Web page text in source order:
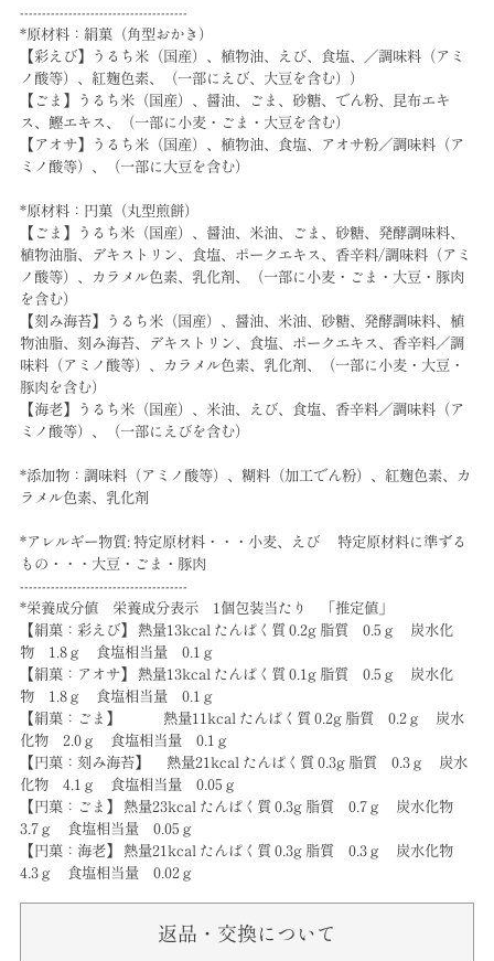
--------------------------------------
*原材料：絹菓（角型おかき）
【彩えび】うるち米（国産）、植物油、えび、食塩、／調味料（アミ
ノ酸等）、紅麹色素、（一部にえび、大豆を含む））
【ごま】うるち米（国産）、醤油、ごま、砂糖、でん粉、昆布エキ
ス、鰹エキス、（一部に小麦・ごま・大豆を含む）
【アオサ】うるち米（国産）、植物油、食塩、アオサ粉／調味料（ア
ミノ酸等）、（一部に大豆を含む）
*原材料：円菓（丸型煎餅）
【ごま】うるち米（国産）、醤油、米油、ごま、砂糖、発酵調味料、
植物油脂、デキストリン、食塩、ポークエキス、香辛料/調味料（アミ
ノ酸等）、カラメル色素、乳化剤、（一部に小麦・ごま・大豆・豚肉
を含む）
【刻み海苔】うるち米（国産）、醤油、米油、砂糖、発酵調味料、植
物油脂、刻み海苔、デキストリン、食塩、ポークエキス、香辛料／調
味料（アミノ酸等）、カラメル色素、乳化剤、（一部に小麦・大豆・
豚肉を含む）
【海老】うるち米（国産）、米油、えび、食塩、香辛料／調味料（ア
ミノ酸等）、（一部にえびを含む）
*添加物：調味料（アミノ酸等）、糊料（加工でん粉）、紅麹色素、カ
ラメル色素、乳化剤
*アレルギー物質: 特定原材料・・・小麦、えび 特定原材料に準ずる
もの・・・大豆・ごま・豚肉
--------------------------------------
*栄養成分値 栄養成分表示 1個包装当たり 「推定値」
【絹菓：彩えび】 熱量13kcal たんぱく質 0.2g 脂質 0.5ｇ 炭水化
物 1.8ｇ 食塩相当量 0.1ｇ
【絹菓：アオサ】 熱量13kcal たんぱく質 0.1g 脂質 0.5ｇ 炭水化
物 1.8ｇ 食塩相当量 0.1ｇ
【絹菓：ごま】 熱量11kcal たんぱく質 0.2g 脂質 0.2ｇ 炭水
化物 2.0ｇ 食塩相当量 0.1ｇ
【円菓：刻み海苔】 熱量21kcal たんぱく質 0.3g 脂質 0.3ｇ 炭水
化物 4.1ｇ 食塩相当量 0.05ｇ
【円菓：ごま】 熱量23kcal たんぱく質 0.3g 脂質 0.7ｇ 炭水化物
3.7ｇ 食塩相当量 0.05ｇ
【円菓：海老】 熱量21kcal たんぱく質 0.3g 脂質 0.3ｇ 炭水化物
4.3ｇ 食塩相当量 0.02ｇ
返品・交換について